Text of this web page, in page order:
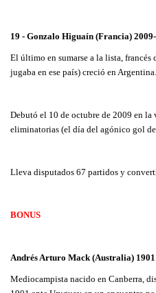
19 - Gonzalo Higuaín (Francia)
El último en sumarse a la lista,
jugaba en ese país) creció en Argentina.
Debutó el 10 de octubre de 2009 en la
eliminatorias (el día del agónico gol
Lleva disputados 67 partidos y
BONUS
Andrés Arturo Mack (Australia) 1901
Mediocampista nacido en Canberra,